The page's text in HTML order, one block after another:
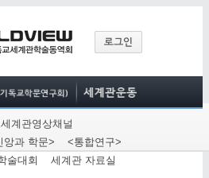
계관영상채널
앙과 학문>
<통합연구>
술대회 세계관 자료실